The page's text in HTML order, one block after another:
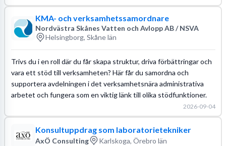
KMA- och verksamhetssamordnare
Nordvästra Skånes Vatten och Avlopp AB / NSVA
Helsingborg, Skåne län
Trivs du i en roll där du får skapa struktur, driva förbättringar och
vara ett stöd till verksamheten? Här får du samordna och
supportera avdelningen i det verksamhetsnära administrativa
arbetet och fungera som en viktig länk till olika stödfunktioner.
2026-09-04
Konsultuppdrag som laboratorietekniker
AxÖ Consulting Karlskoga, Örebro län